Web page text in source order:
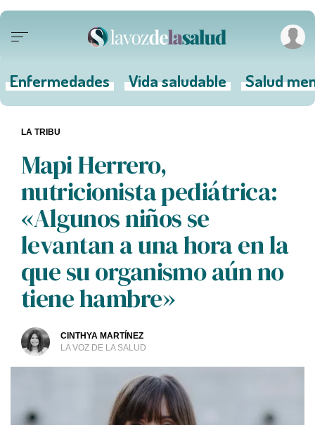
Enfermedades Vida saludable Salud
Mapi Herrero,
nutricionista pediátrica:
«Algunos niños se
levantan a una hora en la
que su organismo aún no
tiene hambre»
CINTHYA MARTÍNEZ
LA VOZ DE LA SALUD
LA TRIBU